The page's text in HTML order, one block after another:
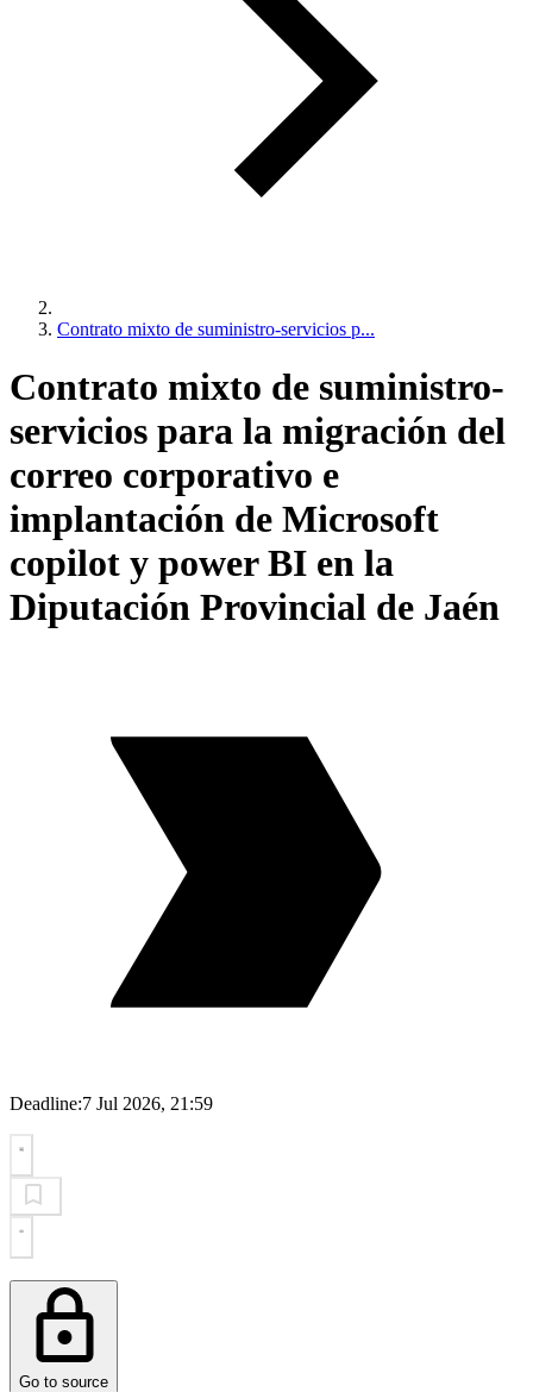
Contrato mixto de suministro-servicios p...
Contrato mixto de suministro-
servicios para la migración del
correo corporativo e
implantación de Microsoft
copilot y power BI en la
Diputación Provincial de Jaén
Deadline:7 Jul 2026, 21:59
Go to source